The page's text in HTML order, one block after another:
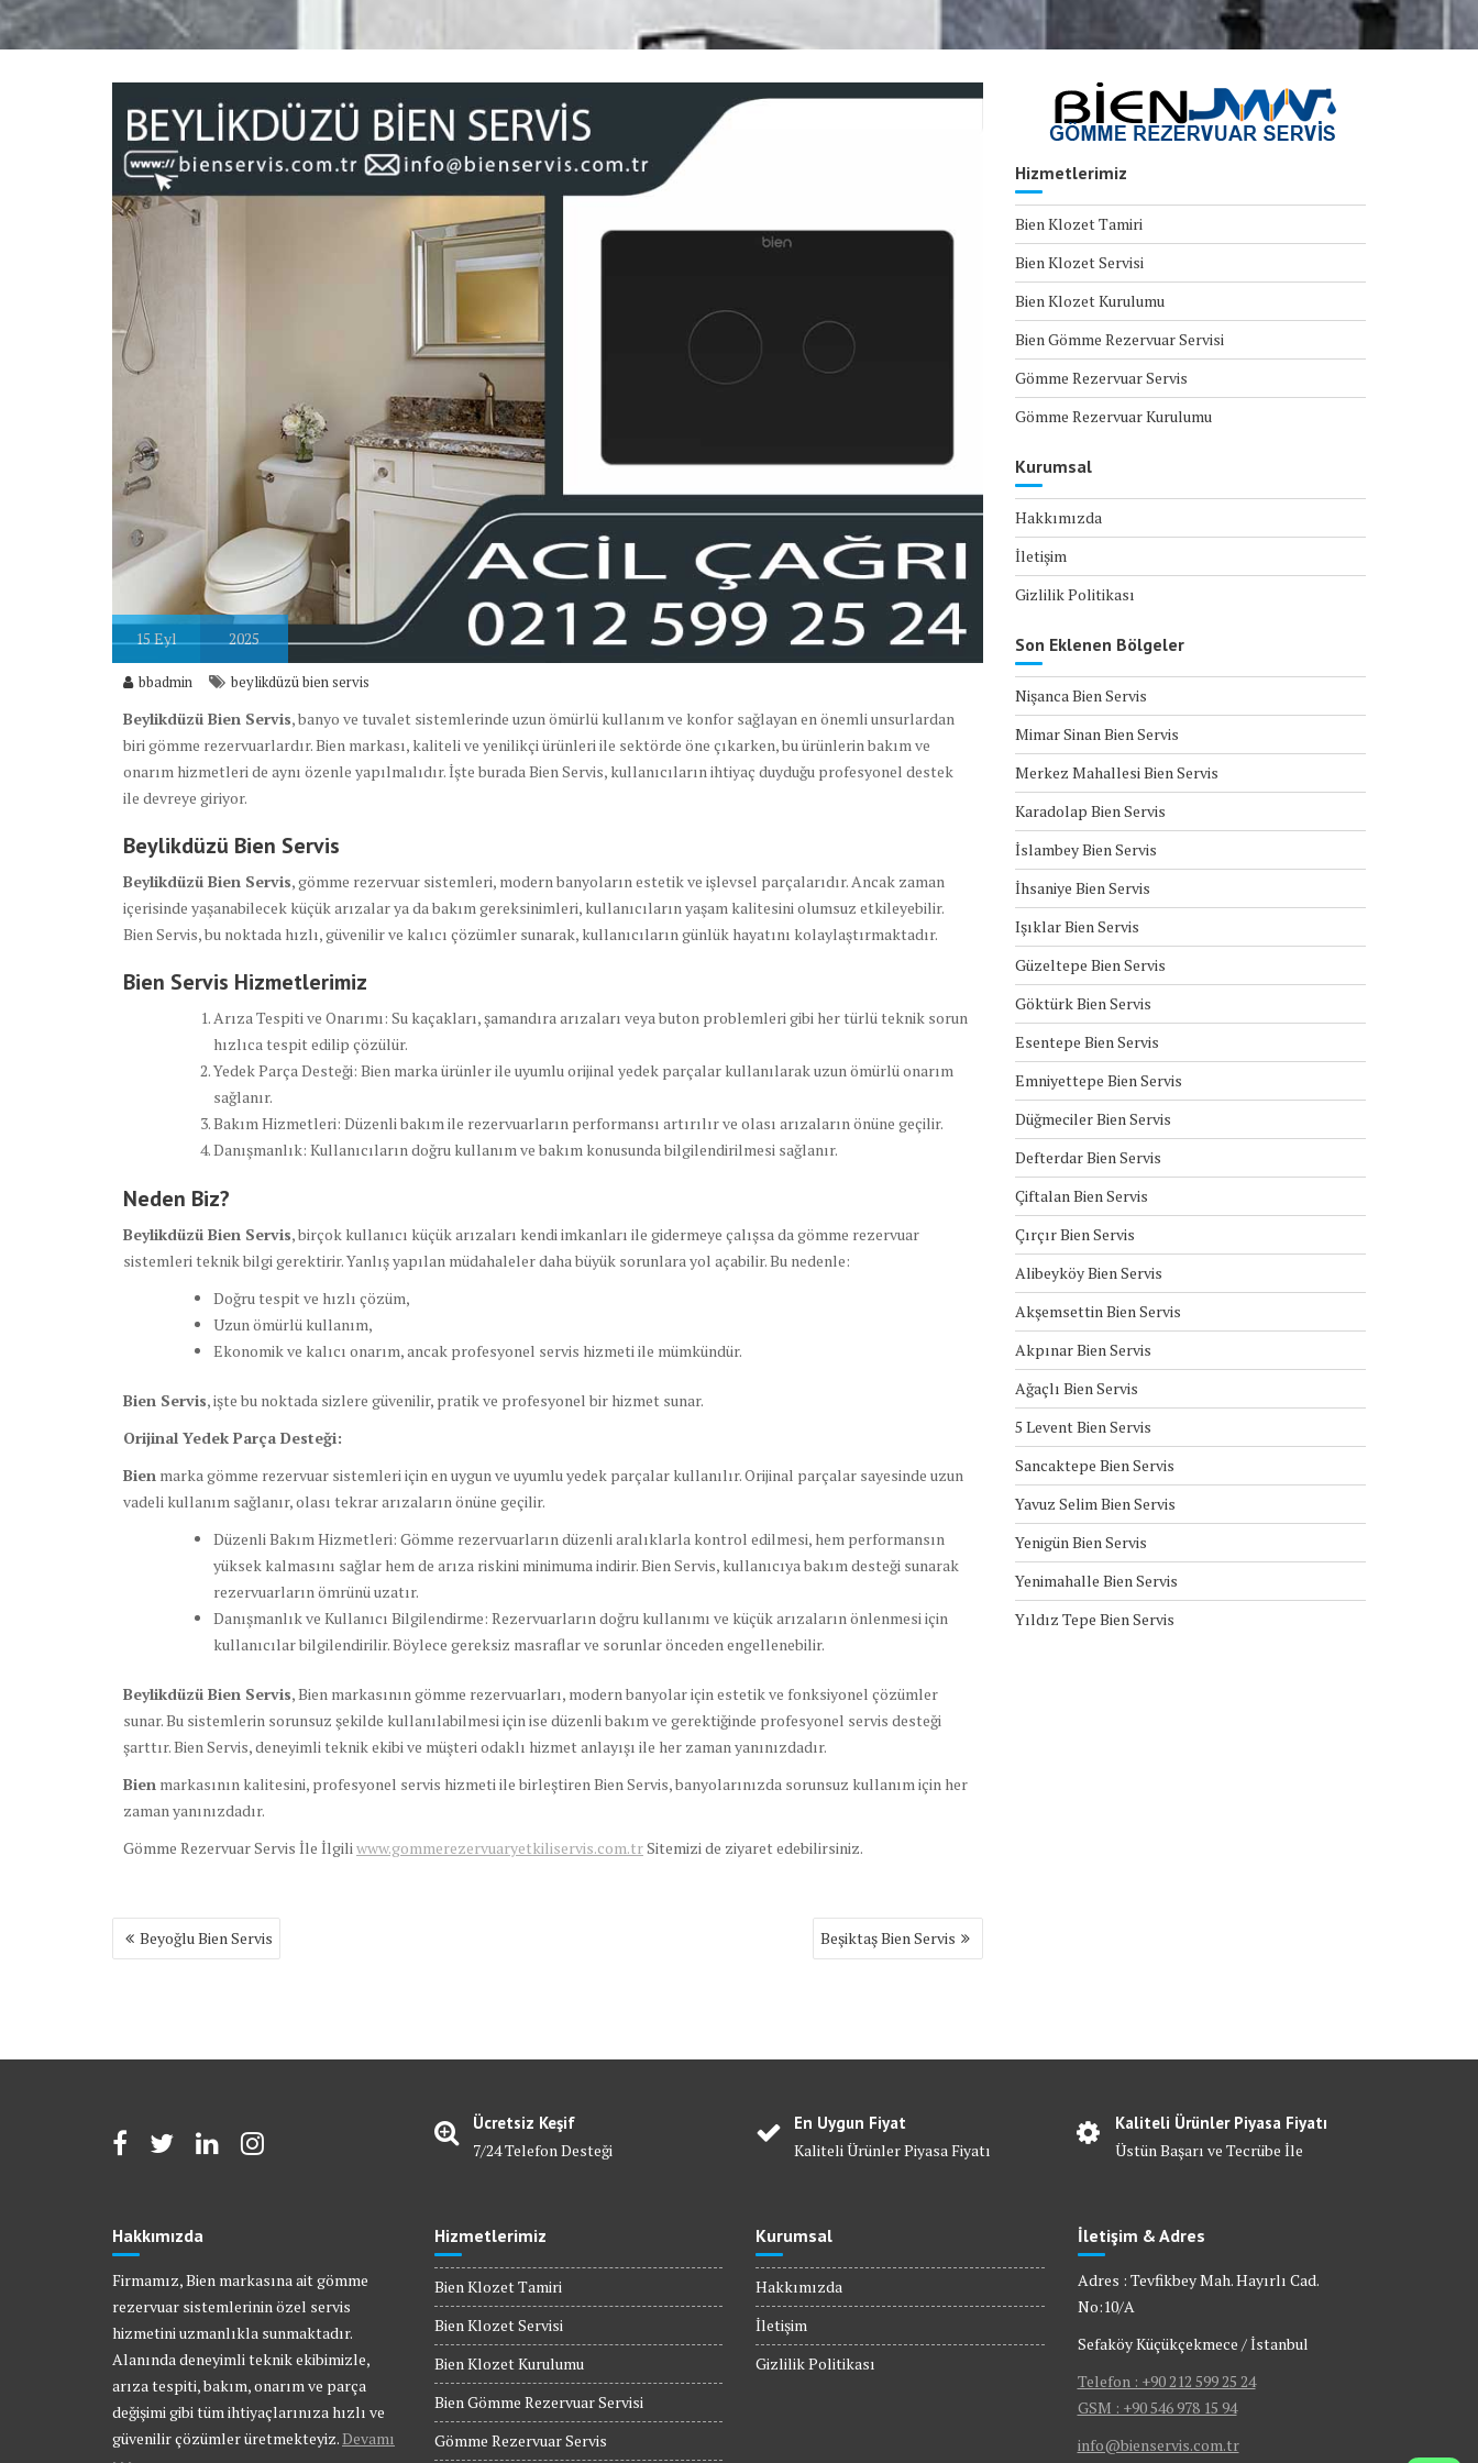
15Eyl 2025
bbadmin beylikdüzü bien servis
Beylikdüzü Bien Servis, banyo ve tuvalet sistemlerinde uzun ömürlü kullanım ve konfor sağlayan en önemli unsurlardan
biri gömme rezervuarlardır. Bien markası, kaliteli ve yenilikçi ürünleri ile sektörde öne çıkarken, bu ürünlerin bakım ve
onarım hizmetleri de aynı özenle yapılmalıdır. İşte burada Bien Servis, kullanıcıların ihtiyaç duyduğu profesyonel destek
ile devreye giriyor.
Beylikdüzü Bien Servis
Beylikdüzü Bien Servis, gömme rezervuar sistemleri, modern banyoların estetik ve işlevsel parçalarıdır. Ancak zaman
içerisinde yaşanabilecek küçük arızalar ya da bakım gereksinimleri, kullanıcıların yaşam kalitesini olumsuz etkileyebilir.
Bien Servis, bu noktada hızlı, güvenilir ve kalıcı çözümler sunarak, kullanıcıların günlük hayatını kolaylaştırmaktadır.
Bien Servis Hizmetlerimiz
Arıza Tespiti ve Onarımı: Su kaçakları, şamandıra arızaları veya buton problemleri gibi her türlü teknik sorun
hızlıca tespit edilip çözülür.
Yedek Parça Desteği: Bien marka ürünler ile uyumlu orijinal yedek parçalar kullanılarak uzun ömürlü onarım
sağlanır.
Bakım Hizmetleri: Düzenli bakım ile rezervuarların performansı artırılır ve olası arızaların önüne geçilir.
Danışmanlık: Kullanıcıların doğru kullanım ve bakım konusunda bilgilendirilmesi sağlanır.
Neden Biz?
Beylikdüzü Bien Servis, birçok kullanıcı küçük arızaları kendi imkanları ile gidermeye çalışsa da gömme rezervuar
sistemleri teknik bilgi gerektirir. Yanlış yapılan müdahaleler daha büyük sorunlara yol açabilir. Bu nedenle:
Doğru tespit ve hızlı çözüm,
Uzun ömürlü kullanım,
Ekonomik ve kalıcı onarım, ancak profesyonel servis hizmeti ile mümkündür.
Bien Servis, işte bu noktada sizlere güvenilir, pratik ve profesyonel bir hizmet sunar.
Orijinal Yedek Parça Desteği:
Bien marka gömme rezervuar sistemleri için en uygun ve uyumlu yedek parçalar kullanılır. Orijinal parçalar sayesinde uzun
vadeli kullanım sağlanır, olası tekrar arızaların önüne geçilir.
Düzenli Bakım Hizmetleri: Gömme rezervuarların düzenli aralıklarla kontrol edilmesi, hem performansın
yüksek kalmasını sağlar hem de arıza riskini minimuma indirir. Bien Servis, kullanıcıya bakım desteği sunarak
rezervuarların ömrünü uzatır.
Danışmanlık ve Kullanıcı Bilgilendirme: Rezervuarların doğru kullanımı ve küçük arızaların önlenmesi için
kullanıcılar bilgilendirilir. Böylece gereksiz masraflar ve sorunlar önceden engellenebilir.
Beylikdüzü Bien Servis, Bien markasının gömme rezervuarları, modern banyolar için estetik ve fonksiyonel çözümler
sunar. Bu sistemlerin sorunsuz şekilde kullanılabilmesi için ise düzenli bakım ve gerektiğinde profesyonel servis desteği
şarttır. Bien Servis, deneyimli teknik ekibi ve müşteri odaklı hizmet anlayışı ile her zaman yanınızdadır.
Bien markasının kalitesini, profesyonel servis hizmeti ile birleştiren Bien Servis, banyolarınızda sorunsuz kullanım için her
zaman yanınızdadır.
Gömme Rezervuar Servis İle İlgiliwww.gommerezervuaryetkiliservis.com.trSitemizi de ziyaret edebilirsiniz.
Yazı
gezinmesi
Beyoğlu Bien Servis Beşiktaş Bien Servis
Hizmetlerimiz
Bien Klozet Tamiri
Bien Klozet Servisi
Bien Klozet Kurulumu
Bien Gömme Rezervuar Servisi
Gömme Rezervuar Servis
Gömme Rezervuar Kurulumu
Kurumsal
Hakkımızda
İletişim
Gizlilik Politikası
Son Eklenen Bölgeler
Nişanca Bien Servis
Mimar Sinan Bien Servis
Merkez Mahallesi Bien Servis
Karadolap Bien Servis
İslambey Bien Servis
İhsaniye Bien Servis
Işıklar Bien Servis
Güzeltepe Bien Servis
Göktürk Bien Servis
Esentepe Bien Servis
Emniyettepe Bien Servis
Düğmeciler Bien Servis
Defterdar Bien Servis
Çiftalan Bien Servis
Çırçır Bien Servis
Alibeyköy Bien Servis
Akşemsettin Bien Servis
Akpınar Bien Servis
Ağaçlı Bien Servis
5 Levent Bien Servis
Sancaktepe Bien Servis
Yavuz Selim Bien Servis
Yenigün Bien Servis
Yenimahalle Bien Servis
Yıldız Tepe Bien Servis
Ücretsiz Keşif
7/24 Telefon Desteği
En Uygun Fiyat
Kaliteli Ürünler Piyasa Fiyatı
Kaliteli Ürünler Piyasa Fiyatı
Üstün Başarı ve Tecrübe İle
Hakkımızda
Firmamız, Bien markasına ait gömme
rezervuar sistemlerinin özel servis
hizmetini uzmanlıkla sunmaktadır.
Alanında deneyimli teknik ekibimizle,
arıza tespiti, bakım, onarım ve parça
değişimi gibi tüm ihtiyaçlarınıza hızlı ve
güvenilir çözümler üretmekteyiz.Devamı
Hizmetlerimiz
Bien Klozet Tamiri
Bien Klozet Servisi
Bien Klozet Kurulumu
Bien Gömme Rezervuar Servisi
Gömme Rezervuar Servis
Kurumsal
Hakkımızda
İletişim
Gizlilik Politikası
İletişim & Adres
Adres : Tevfikbey Mah. Hayırlı Cad.
No:10/A
Sefaköy Küçükçekmece / İstanbul
Telefon : +90 212 599 25 24
GSM : +90 546 978 15 94
info@bienservis.com.tr